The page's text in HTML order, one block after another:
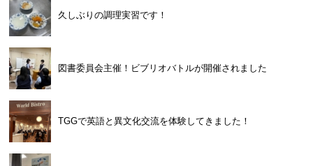
久しぶりの調理実習です！
図書委員会主催！ビブリオバトルが開催されました
TGGで英語と異文化交流を体験してきました！